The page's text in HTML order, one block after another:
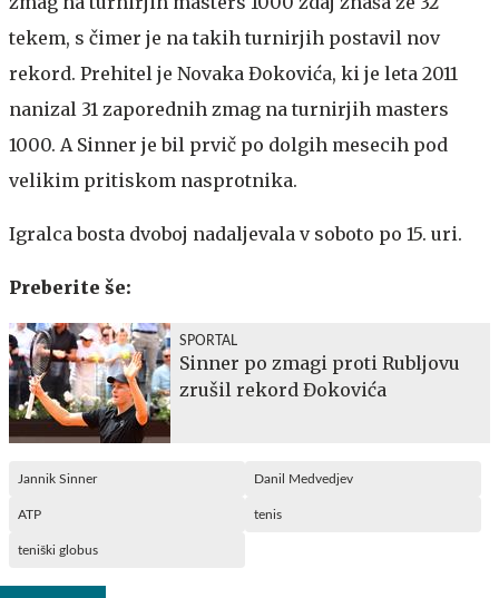
tekem, s čimer je na takih turnirjih postavil nov
rekord. Prehitel je Novaka Đokovića, ki je leta 2011
nanizal 31 zaporednih zmag na turnirjih masters
1000. A Sinner je bil prvič po dolgih mesecih pod
velikim pritiskom nasprotnika.
Igralca bosta dvoboj nadaljevala v soboto po 15. uri.
Preberite še:
SPORTAL
Sinner po zmagi proti Rubljovu
zrušil rekord Đokovića
Jannik Sinner Danil Medvedjev
ATP tenis
teniški globus